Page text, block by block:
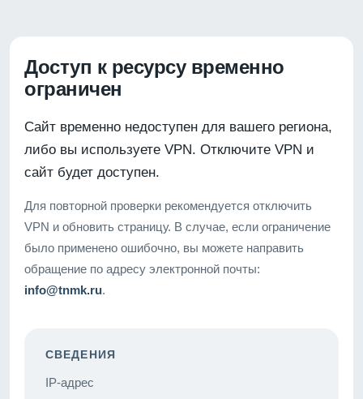
Доступ к ресурсу временно
ограничен
Сайт временно недоступен для вашего региона,
либо вы используете VPN. Отключите VPN и
сайт будет доступен.
Для повторной проверки рекомендуется отключить
VPN и обновить страницу. В случае, если ограничение
было применено ошибочно, вы можете направить
обращение по адресу электронной почты:
info@tnmk.ru.
СВЕДЕНИЯ
IP-адрес